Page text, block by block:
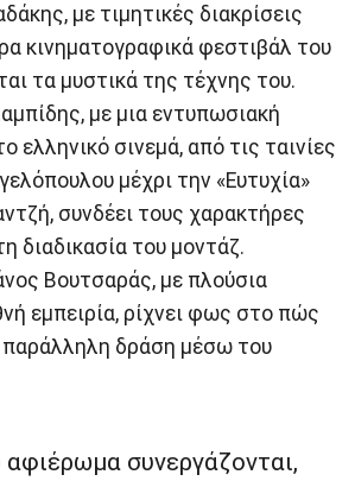
με τιμητικές διακρίσεις
κινηματογραφικά φεστιβάλ του
τα μυστικά της τέχνης του.
με μια εντυπωσιακή
ελληνικό σινεμά, από τις ταινίες
μέχρι την «Ευτυχία»
συνδέει τους χαρακτήρες
διαδικασία του μοντάζ.
Βουτσαράς, με πλούσια
εμπειρία, ρίχνει φως στο πώς
παράλληλη δράση μέσω του
αφιέρωμα συνεργάζονται,